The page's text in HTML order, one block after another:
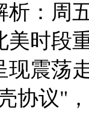
：周五
时段
现震荡
协议"